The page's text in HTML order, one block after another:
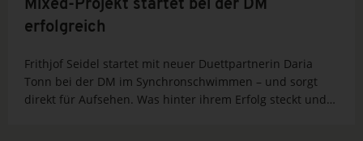
Mixed-Projekt startet bei der DM
erfolgreich
Frithjof Seidel startet mit neuer Duettpartnerin Daria
Tonn bei der DM im Synchronschwimmen – und sorgt
direkt für Aufsehen. Was hinter ihrem Erfolg steckt und